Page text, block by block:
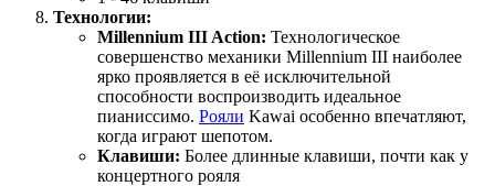
Технологии:
Millennium III Action: Технологическое
совершенство механики Millennium III наиболее
ярко проявляется в её исключительной
способности воспроизводить идеальное
пианиссимо. Рояли Kawai особенно впечатляют,
когда играют шепотом.
Клавиши: Более длинные клавиши, почти как у
концертного рояля